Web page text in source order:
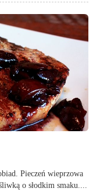
Pieczeń wieprzowa
o słodkim smaku....